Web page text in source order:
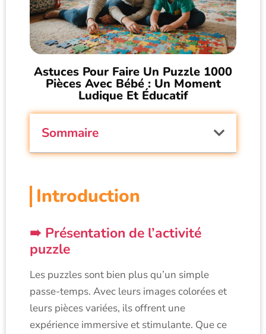
Astuces Pour Faire Un Puzzle 1000
Pièces Avec Bébé : Un Moment
Ludique Et Éducatif
Sommaire
Introduction
Présentation de l’activité
puzzle
Les puzzles sont bien plus qu’un simple
passe-temps. Avec leurs images colorées et
leurs pièces variées, ils offrent une
expérience immersive et stimulante. Que ce